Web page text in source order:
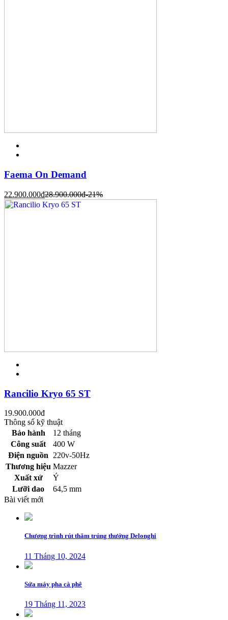
Faema On Demand
22.900.000đ28.900.000đ-21%
Rancilio Kryo 65 ST
19.900.000đ
Thông số kỹ thuật
Bảo hành
12 tháng
Công suất
400 W
Điện nguồn
220v-50Hz
Thương hiệu Mazzer
Xuất xứ
Ý
Lưỡi dao
64,5 mm
Bài viết mới
Chương trình rút thăm trúng thưởng Delonghi
11 Tháng 10, 2024
Sửa máy pha cà phê
19 Tháng 11, 2023